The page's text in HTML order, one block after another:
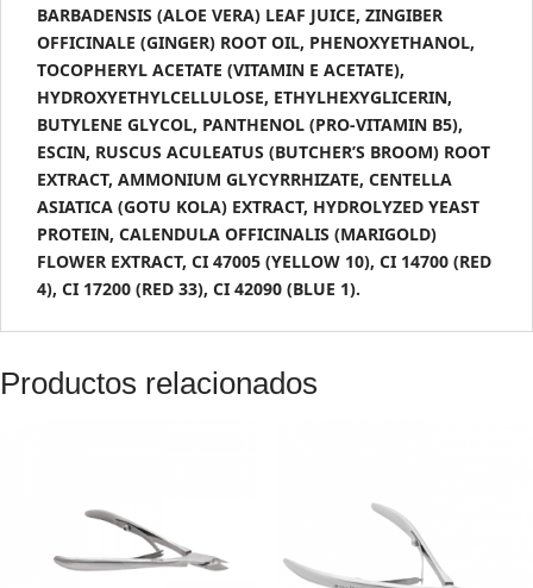
BARBADENSIS (ALOE VERA) LEAF JUICE, ZINGIBER
OFFICINALE (GINGER) ROOT OIL, PHENOXYETHANOL,
TOCOPHERYL ACETATE (VITAMIN E ACETATE),
HYDROXYETHYLCELLULOSE, ETHYLHEXYGLICERIN,
BUTYLENE GLYCOL, PANTHENOL (PRO-VITAMIN B5),
ESCIN, RUSCUS ACULEATUS (BUTCHER’S BROOM) ROOT
EXTRACT, AMMONIUM GLYCYRRHIZATE, CENTELLA
ASIATICA (GOTU KOLA) EXTRACT, HYDROLYZED YEAST
PROTEIN, CALENDULA OFFICINALIS (MARIGOLD)
FLOWER EXTRACT, CI 47005 (YELLOW 10), CI 14700 (RED
4), CI 17200 (RED 33), CI 42090 (BLUE 1).
Productos relacionados